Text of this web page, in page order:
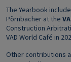
The Yearbook
Pörnbacher at the
Construction
VAD World Café in
Other contributions